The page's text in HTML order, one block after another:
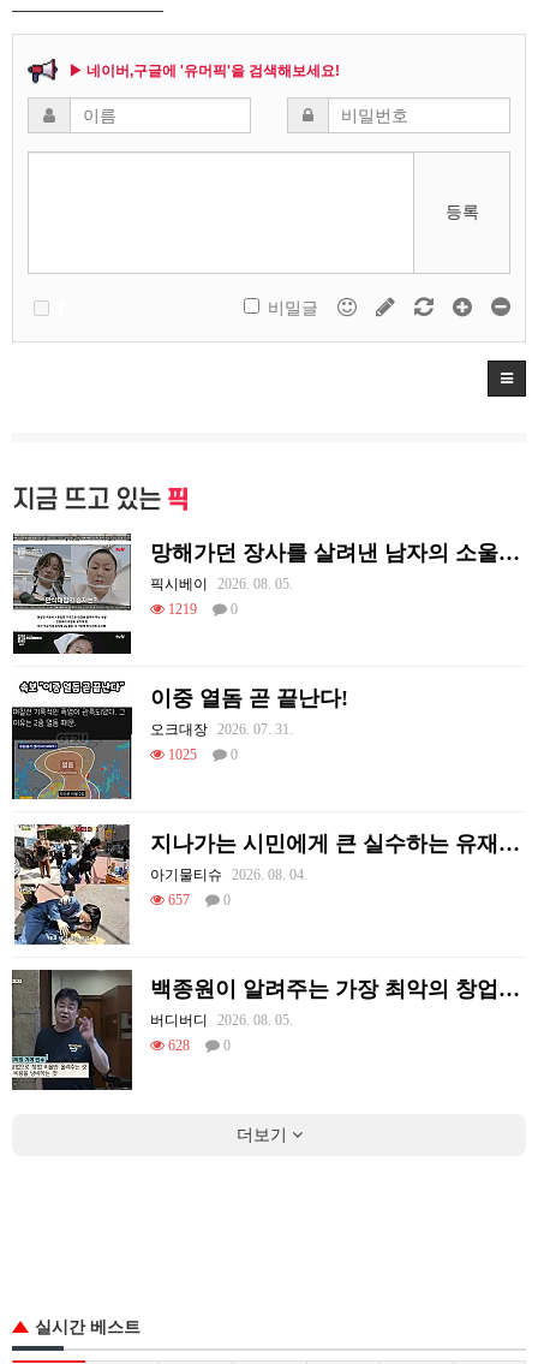
▶ 네이버,구글에 '유머픽'을 검색해보세요!
등록
비밀글
지금 뜨고 있는 픽
망해가던 장사를 살려낸 남자의 소울푸드 제육볶음의 위력 ㅋㅋ
픽시베이
2026. 08. 05.
1219
0
이중 열돔 곧 끝난다!
오크대장 2026. 07. 31.
1025
0
지나가는 시민에게 큰 실수하는 유재석.jpg
아기물티슈
2026. 08. 04.
657
0
백종원이 알려주는 가장 최악의 창업과정 .JPG
버디버디
2026. 08. 05.
628
0
더보기
실시간 베스트